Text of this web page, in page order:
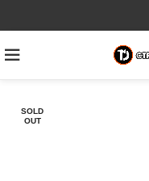
SOLD
OUT